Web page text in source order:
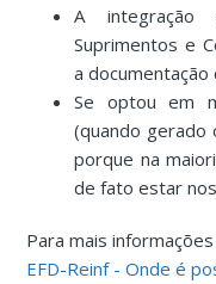
A
Suprimentos e
a
Se optou em
(quando gerado
porque na
de fato estar
Para mais
EFD-Reinf - Onde é